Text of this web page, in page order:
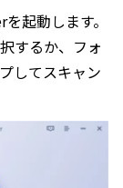
起動します。
するか、フォ
してスキャン